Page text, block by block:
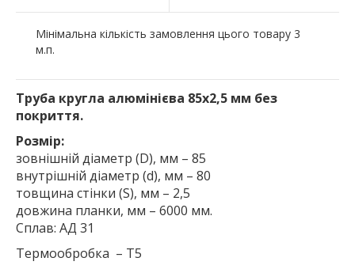
Мінімальна кількість замовлення цього товару 3
м.п.
Труба кругла алюмінієва 85х2,5 мм без
покриття.
Розмір:
зовнішній діаметр (D), мм – 85
внутрішній діаметр (d), мм – 80
товщина стінки (S), мм – 2,5
довжина планки, мм – 6000 мм.
Сплав: АД 31
Термообробка – Т5